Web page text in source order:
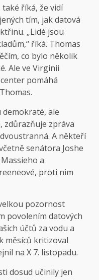
říká, že vidí
tím, jak datová
„Lidé jsou
říká. Thomas
co bylo několik
Ale ve Virginii
pomáhá
demokraté, ale
zdůrazňuje zpráva
A někteří
senátora Joshe
a
proti nim
pozornost
povolením datových
účtů za vodu a
měsíců kritizoval
na X 7. listopadu.
dosud učinily jen